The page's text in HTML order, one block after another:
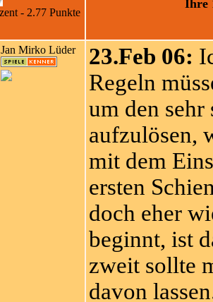
Ihre
Jan Mirko Lüder 23.Feb 06:
Regeln
um den
aufzulösen,
mit dem
ersten
doch eher
beginnt, ist
zweit sollte
davon